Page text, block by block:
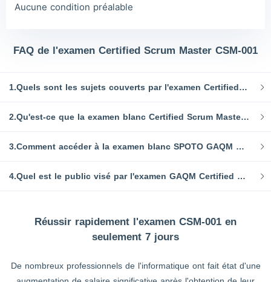
Aucune condition préalable
FAQ de l'examen Certified Scrum Master CSM-001
1.Quels sont les sujets couverts par l'examen Certified Scrum Master ?
2.Qu'est-ce que la examen blanc Certified Scrum Master CSM-001 ?
3.Comment accéder à la examen blanc SPOTO GAQM CSM-001 ?
4.Quel est le public visé par l'examen GAQM Certified Scrum Master (CSM) ?
Réussir rapidement l'examen CSM-001 en
seulement 7 jours
De nombreux professionnels de l'informatique ont fait état d'une